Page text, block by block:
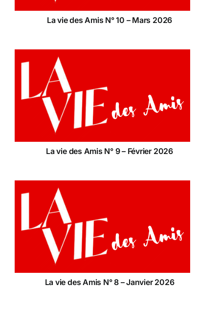
La vie des Amis N° 10 – Mars 2026
La vie des Amis N° 9 – Février 2026
La vie des Amis N° 8 – Janvier 2026